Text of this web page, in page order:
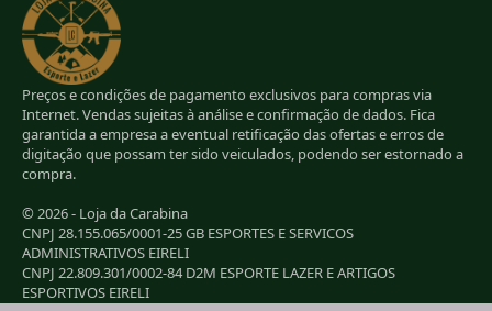
Preços e condições de pagamento exclusivos para compras via
Internet. Vendas sujeitas à análise e confirmação de dados. Fica
garantida a empresa a eventual retificação das ofertas e erros de
digitação que possam ter sido veiculados, podendo ser estornado a
compra.
© 2026 - Loja da Carabina
CNPJ 28.155.065/0001-25 GB ESPORTES E SERVICOS
ADMINISTRATIVOS EIRELI
CNPJ 22.809.301/0002-84 D2M ESPORTE LAZER E ARTIGOS
ESPORTIVOS EIRELI